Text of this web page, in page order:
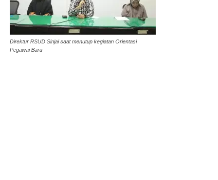
Direktur RSUD Sinjai saat menutup kegiatan Orientasi
Pegawai Baru